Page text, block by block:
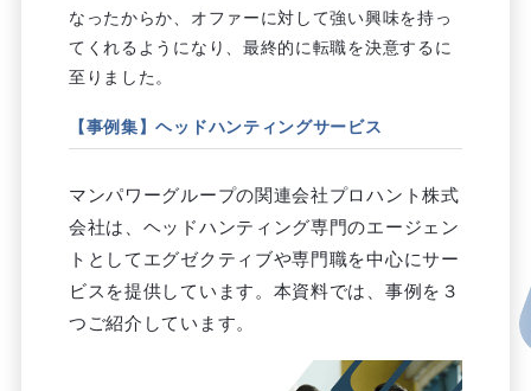
なったからか、オファーに対して強い興味を持っ
てくれるようになり、最終的に転職を決意するに
至りました。
【事例集】ヘッドハンティングサービス
マンパワーグループの関連会社プロハント株式
会社は、ヘッドハンティング専門のエージェン
トとしてエグゼクティブや専門職を中心にサー
ビスを提供しています。本資料では、事例を３
つご紹介しています。